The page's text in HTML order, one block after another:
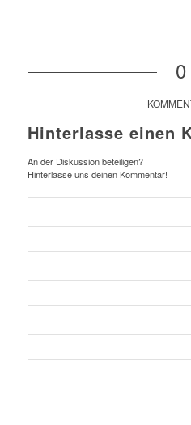
0
Hinterlasse einen
An der Diskussion beteiligen?
Hinterlasse uns deinen Kommentar!